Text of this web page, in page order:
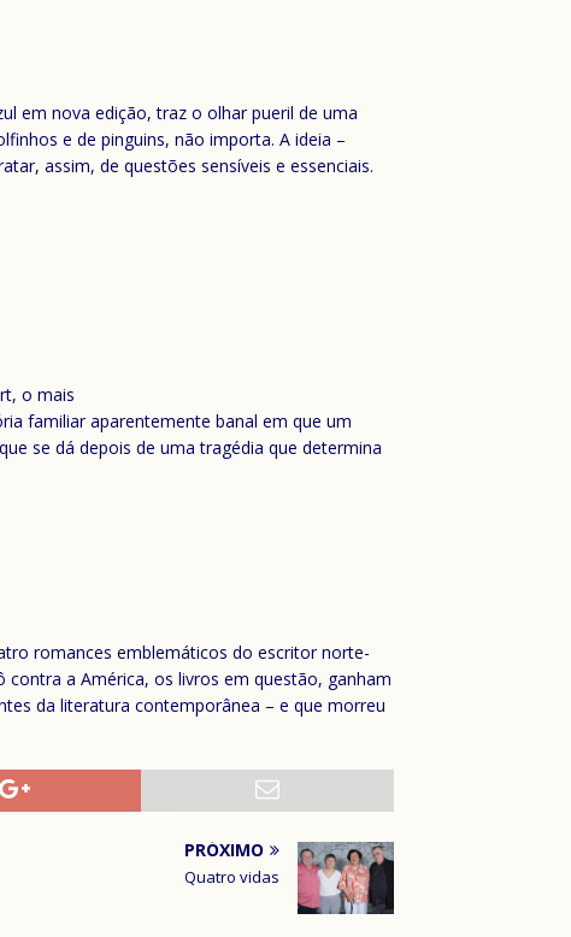
em nova edição, traz o olhar pueril de uma
e de pinguins, não importa. A ideia –
assim, de questões sensíveis e essenciais.
o mais
familiar aparentemente banal em que um
se dá depois de uma tragédia que determina
romances emblemáticos do escritor norte-
a América, os livros em questão, ganham
da literatura contemporânea – e que morreu
PRÓXIMO
Quatro vidas